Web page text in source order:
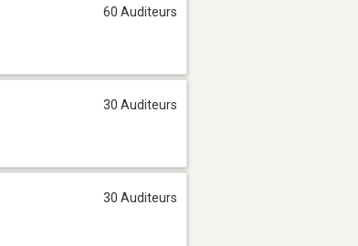
60 Auditeurs
30 Auditeurs
30 Auditeurs